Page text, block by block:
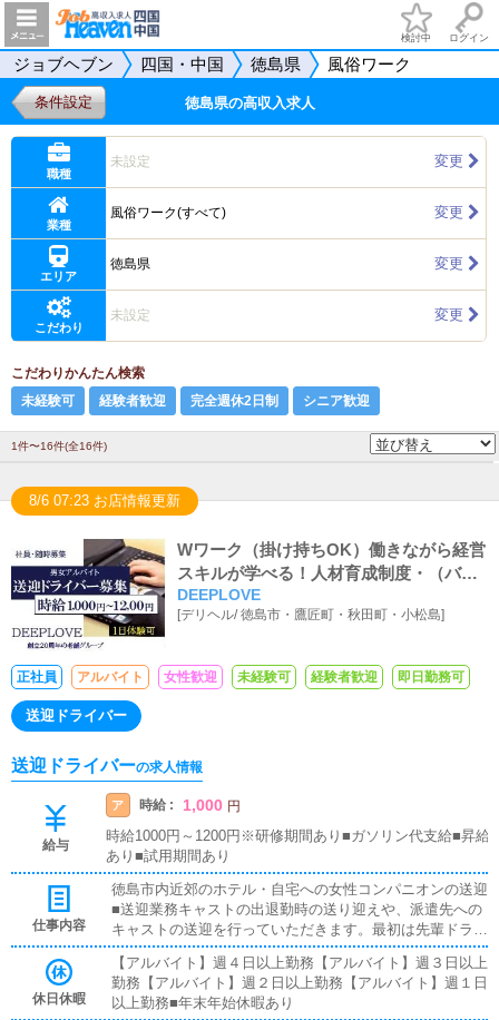
検討中 ログイン
ジョブヘブン 四国・中国 徳島県 風俗ワーク
条件設定 徳島県の高収入求人
職種
未設定 変更
業種
風俗ワーク(すべて) 変更
エリア
徳島県 変更
こだわり
未設定 変更
こだわりかんたん検索
未経験可
経験者歓迎 完全週休2日制 シニア歓迎
1件〜16件(全16件)
8/6 07:23 お店情報更新
Wワーク（掛け持ちOK）働きながら経営
スキルが学べる！人材育成制度・（バイ
ト体験入店あり）
DEEPLOVE
[デリヘル/徳島市・鷹匠町・秋田町・小松島]
正社員 アルバイト 女性歓迎 未経験可 経験者歓迎 即日勤務可
送迎ドライバー
送迎ドライバーの求人情報
給与
ア 時給 : 1,000 円
時給1000円～1200円※研修期間あり■ガソリン代支給■昇給
あり■試用期間あり
仕事内容
徳島市内近郊のホテル・自宅への女性コンパニオンの送迎
■送迎業務キャストの出退勤時の送り迎えや、派遣先への
キャストの送迎を行っていただきます。最初は先輩ドライ
バーと同乗して行動し、業務の流れを覚えていただきます
ので、未経験の方でも安心して働けます。お客様と対面で
接客をお願いすることはありません。ガソリン代・高速代
は支給します。■清掃業務送迎業務の空き時間に、事務所
休日休暇
【アルバイト】週４日以上勤務【アルバイト】週３日以上
勤務【アルバイト】週２日以上勤務【アルバイト】週１日
以上勤務■年末年始休暇あり